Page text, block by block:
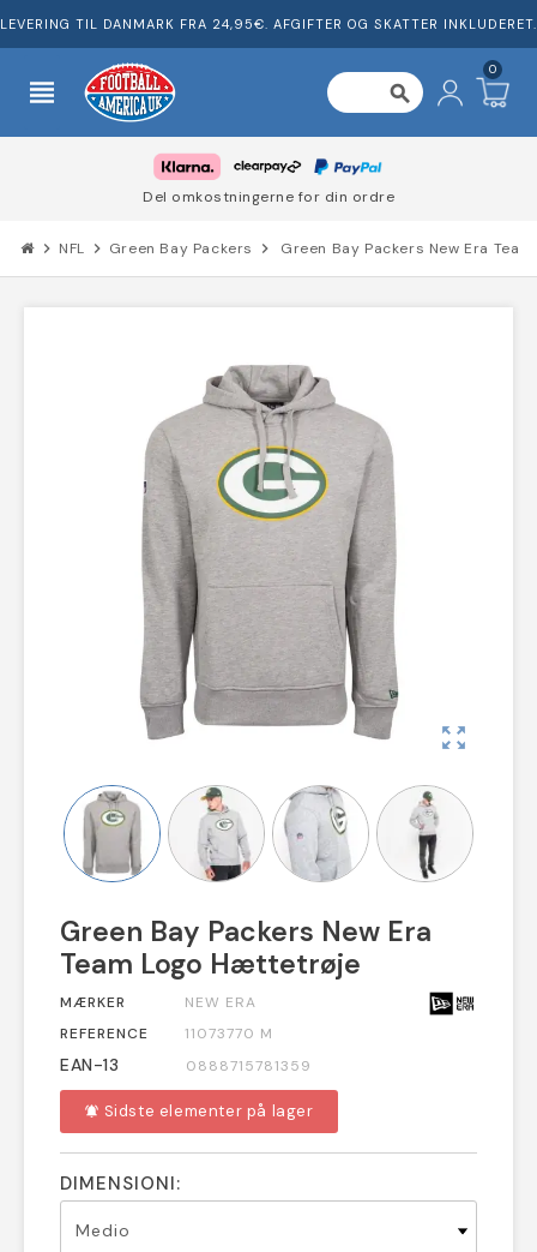
LEVERING TIL DANMARK FRA 24,95€. AFGIFTER OG SKATTER INKLUDERET.
view_headline search
0
Del omkostningerne for din ordre
chevron_right NFL chevron_right Green Bay Packers chevron_right Green Bay Packers New Era
zoom_out_map
Green Bay Packers New Era
Team Logo Hættetrøje
MÆRKER
NEW ERA
REFERENCE
11073770 M
EAN-13 0888715781359
notifications_active Sidste elementer på lager
DIMENSIONI: